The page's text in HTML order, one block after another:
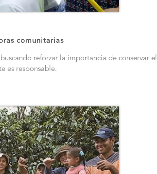
comunitarias
reforzar la importancia de conservar el
es responsable.